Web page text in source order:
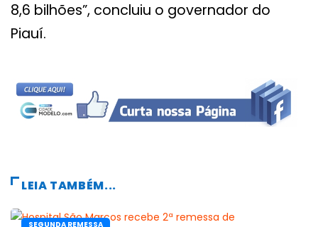
8,6 bilhões”, concluiu o governador do
Piauí.
LEIA TAMBÉM...
SEGUNDA REMESSA